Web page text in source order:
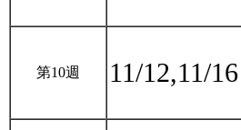
第10週 11/12,11/16